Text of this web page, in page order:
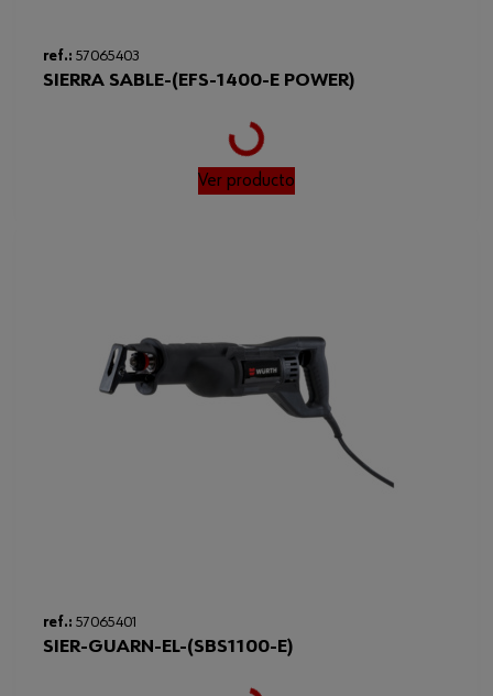
ref.: 57065403
SIERRA SABLE-(EFS-1400-E POWER)
Loading...
Ver producto
ref.: 57065401
SIER-GUARN-EL-(SBS1100-E)
Loading...